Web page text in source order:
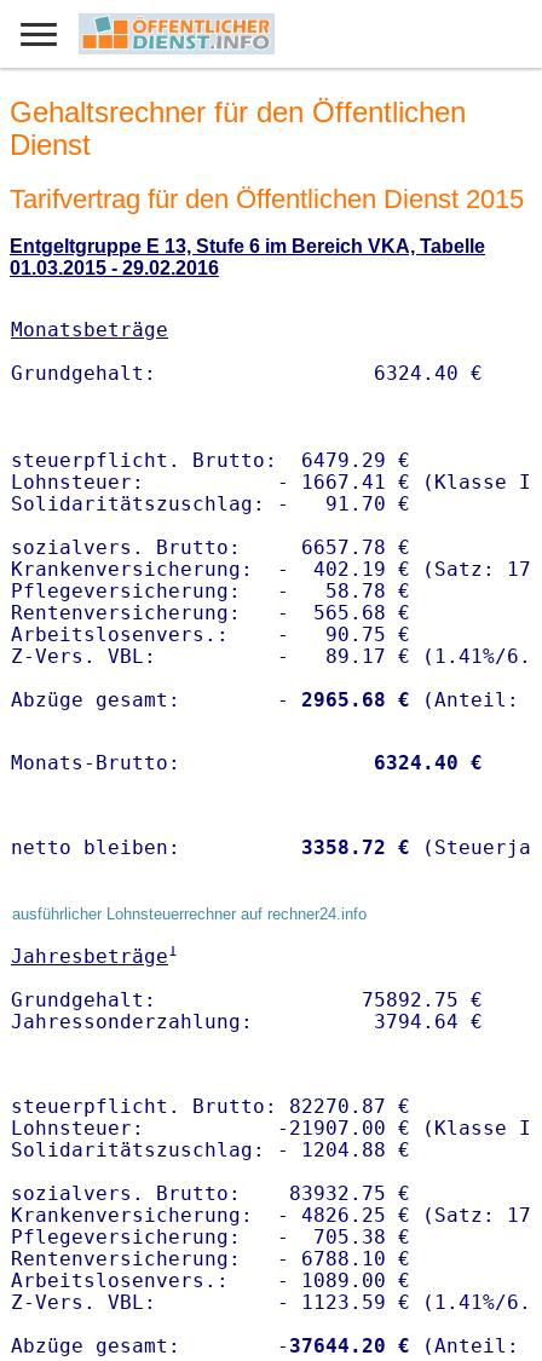
Gehaltsrechner für den Öffentlichen
Dienst
Tarifvertrag für den Öffentlichen Dienst 2015
Entgeltgruppe E 13, Stufe 6 im Bereich VKA, Tabelle
01.03.2015 - 29.02.2016
Monatsbeträge
steuerpflicht. Brutto:  6479.29 €
Lohnsteuer:           - 1667.41 € (Klasse I)
Solidaritätszuschlag: -   91.70 €
sozialvers. Brutto:     6657.78 €
Krankenversicherung:  -  402.19 € (Satz:
Pflegeversicherung:   -   58.78 €
Rentenversicherung:   -  565.68 €
Arbeitslosenvers.:    -   90.75 €
Z-Vers. VBL:          -   89.17 € ( 1.41%/
Abzüge gesamt:        -
2965.68 €
Monats-Brutto: 6324.40 €
netto bleiben: 3358.72 €
ausführlicher Lohnsteuerrechner auf rechner24.info
Jahresbeträge1
Grundgehalt:                 75892.75 €
steuerpflicht. Brutto: 82270.87 €
Lohnsteuer:           -21907.00 € (Klasse I)
Solidaritätszuschlag: - 1204.88 €
sozialvers. Brutto:    83932.75 €
Krankenversicherung:  - 4826.25 € (Satz:
Pflegeversicherung:   -  705.38 €
Rentenversicherung:   - 6788.10 €
Arbeitslosenvers.:    - 1089.00 €
Z-Vers. VBL:          - 1123.59 € ( 1.41%/
Abzüge gesamt:        - 37644.20 €